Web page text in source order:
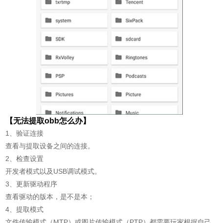
【无法提取obb怎么办】
1、验证连接
查看与提取设备之间的连接。
2、检查设置
开发者模式以及USB调试模式。
3、更新驱动程序
查看驱动的版本，是不是本；
4、提取模式